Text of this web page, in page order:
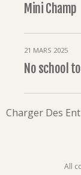
Mini Champ
21 MARS 2025
No school
Charger Des
All